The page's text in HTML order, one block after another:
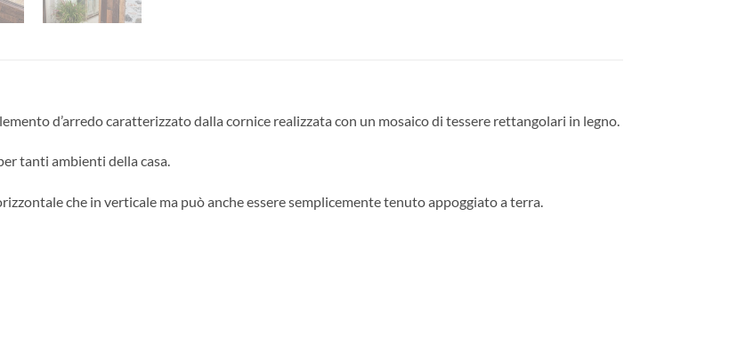
d’arredo caratterizzato dalla cornice realizzata con un mosaico di tessere rettangolari in legno.
tanti ambienti della casa.
che in verticale ma può anche essere semplicemente tenuto appoggiato a terra.